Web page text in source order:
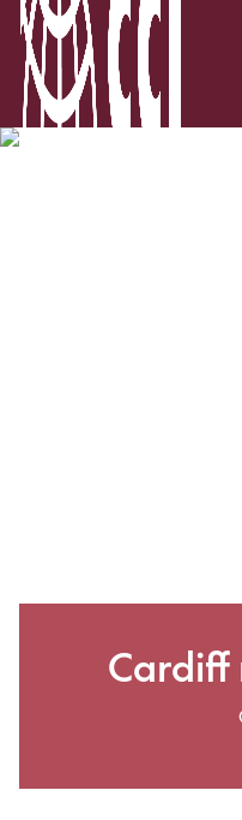
Cardiff